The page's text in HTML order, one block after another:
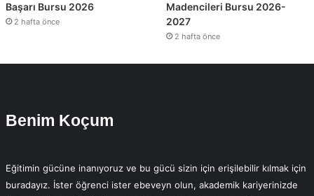
Başarı Bursu 2026
2 hafta önce
Madencileri Bursu 2026-
2027
2 hafta önce
Benim Koçum
Eğitimin gücüne inanıyoruz ve bu gücü sizin için erişilebilir kılmak için
buradayız. İster öğrenci ister ebeveyn olun, akademik kariyerinizde